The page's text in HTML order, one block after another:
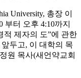
University, 총장 이
부터 오후 4:10까지
적 제자의 도”에 관한
두고, 이 대학의 목
원 목사(새언약교회